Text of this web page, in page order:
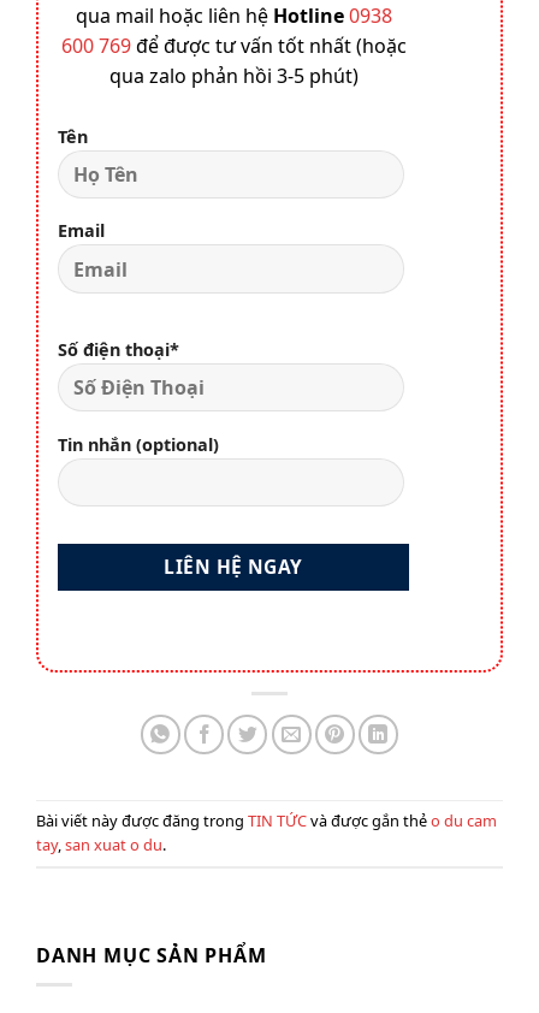
qua mail hoặc liên hệ Hotline 0938
600 769để được tư vấn tốt nhất (hoặc
qua zalo phản hồi 3-5 phút)
Tên
Email
Số điện thoại*
Tin nhắn (optional)
Bài viết này được đăng trong TIN TỨCvà được gắn thẻo du cam
tay,san xuat o du.
DANH MỤC SẢN PHẨM